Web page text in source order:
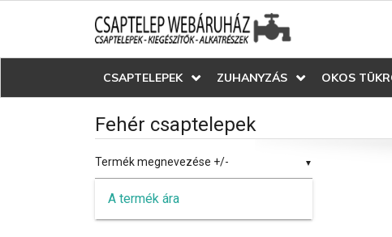
CSAPTELEPEK ZUHANYZÁS OKOS
Fehér csaptelepek
Termék megnevezése +/-
A termék ára